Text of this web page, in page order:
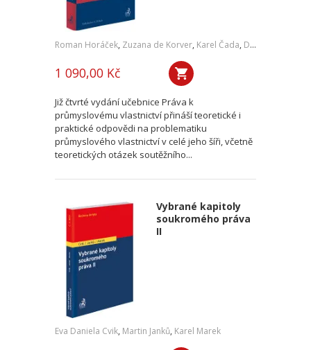
Roman Horáček, Zuzana de Korver, Karel Čada, Daniel Patěk
1 090,00 Kč
Již čtvrté vydání učebnice Práva k
průmyslovému vlastnictví přináší teoretické i
praktické odpovědi na problematiku
průmyslového vlastnictví v celé jeho šíři, včetně
teoretických otázek soutěžního...
Vybrané kapitoly
soukromého práva
II
Eva Daniela Cvik, Martin Janků, Karel Marek